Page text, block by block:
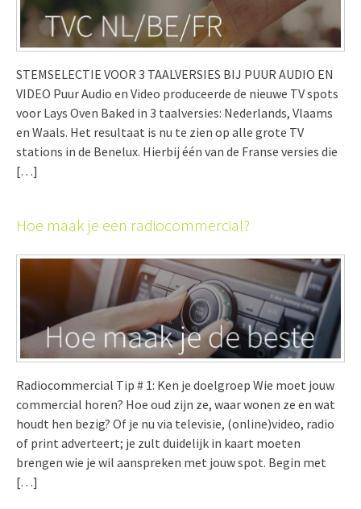
STEMSELECTIE VOOR 3 TAALVERSIES BIJ PUUR AUDIO EN
VIDEO Puur Audio en Video produceerde de nieuwe TV spots
voor Lays Oven Baked in 3 taalversies: Nederlands, Vlaams
en Waals. Het resultaat is nu te zien op alle grote TV
stations in de Benelux. Hierbij één van de Franse versies die
[…]
Hoe maak je een radiocommercial?
Radiocommercial Tip # 1: Ken je doelgroep Wie moet jouw
commercial horen? Hoe oud zijn ze, waar wonen ze en wat
houdt hen bezig? Of je nu via televisie, (online)video, radio
of print adverteert; je zult duidelijk in kaart moeten
brengen wie je wil aanspreken met jouw spot. Begin met
[…]